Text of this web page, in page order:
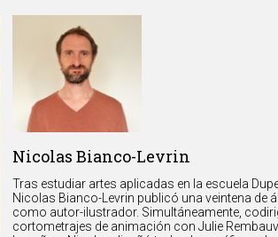
Nicolas Bianco-Levrin
Tras estudiar artes aplicadas en la escuela
Nicolas Bianco-Levrin publicó una veintena de
como autor-ilustrador. Simultáneamente,
cortometrajes de animación con Julie